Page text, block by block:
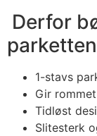
Derfor
1-stavs
Gir
Tidløst
Slitesterk